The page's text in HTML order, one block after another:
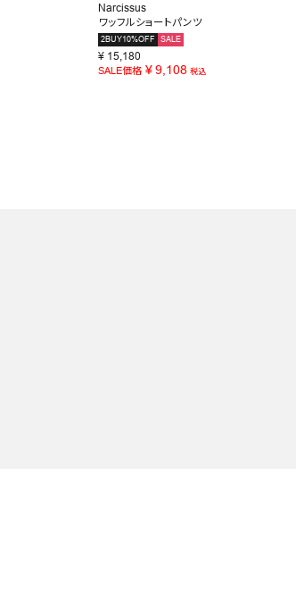
Narcissus
ワッフルショートパンツ
2BUY10%OFF SALE
¥ 15,180
SALE価格 ¥9,108 税込